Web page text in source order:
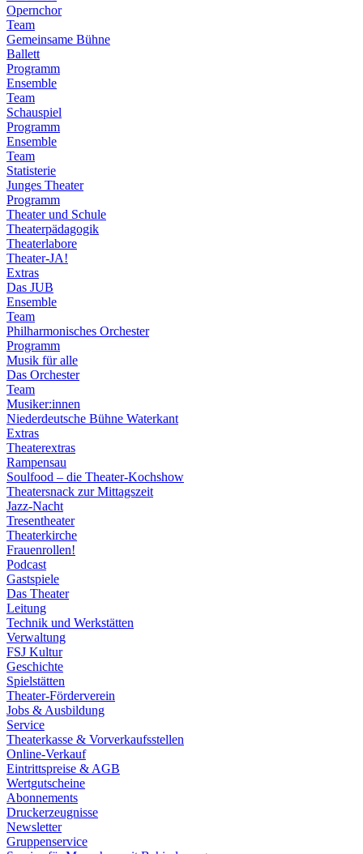
Opernchor
Team
Gemeinsame Bühne
Ballett
Programm
Ensemble
Team
Schauspiel
Programm
Ensemble
Team
Statisterie
Junges Theater
Programm
Theater und Schule
Theaterpädagogik
Theaterlabore
Theater-JA!
Extras
Das JUB
Ensemble
Team
Philharmonisches Orchester
Programm
Musik für alle
Das Orchester
Team
Musiker:innen
Niederdeutsche Bühne Waterkant
Extras
Theaterextras
Rampensau
Soulfood – die Theater-Kochshow
Theatersnack zur Mittagszeit
Jazz-Nacht
Tresentheater
Theaterkirche
Frauenrollen!
Podcast
Gastspiele
Das Theater
Leitung
Technik und Werkstätten
Verwaltung
FSJ Kultur
Geschichte
Spielstätten
Theater-Förderverein
Jobs & Ausbildung
Service
Theaterkasse & Vorverkaufsstellen
Online-Verkauf
Eintrittspreise & AGB
Wertgutscheine
Abonnements
Druckerzeugnisse
Newsletter
Gruppenservice